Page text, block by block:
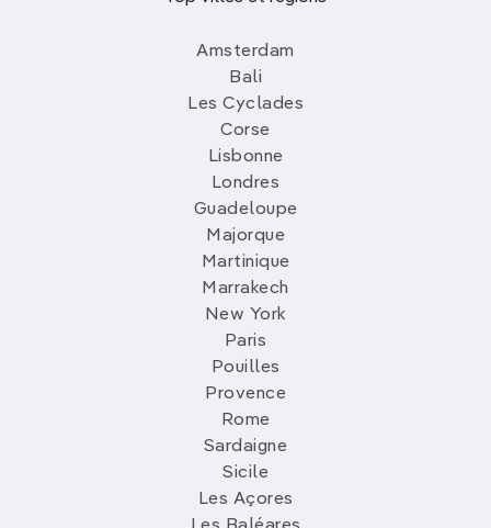
Amsterdam
Bali
Les Cyclades
Corse
Lisbonne
Londres
Guadeloupe
Majorque
Martinique
Marrakech
New York
Paris
Pouilles
Provence
Rome
Sardaigne
Sicile
Les Açores